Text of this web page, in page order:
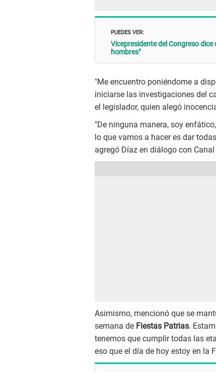
PUEDES VER:
Vicepresidente del Congreso
hombres"
"Me encuentro poniéndome a
iniciarse las investigaciones del
el legislador, quien alegó
"De ninguna manera, soy
lo que vamos a hacer es dar
agregó Díaz en diálogo con Canal
Asimismo, mencionó que se
semana de Fiestas Patrias.
tenemos que cumplir todas las
eso que el día de hoy estoy en la